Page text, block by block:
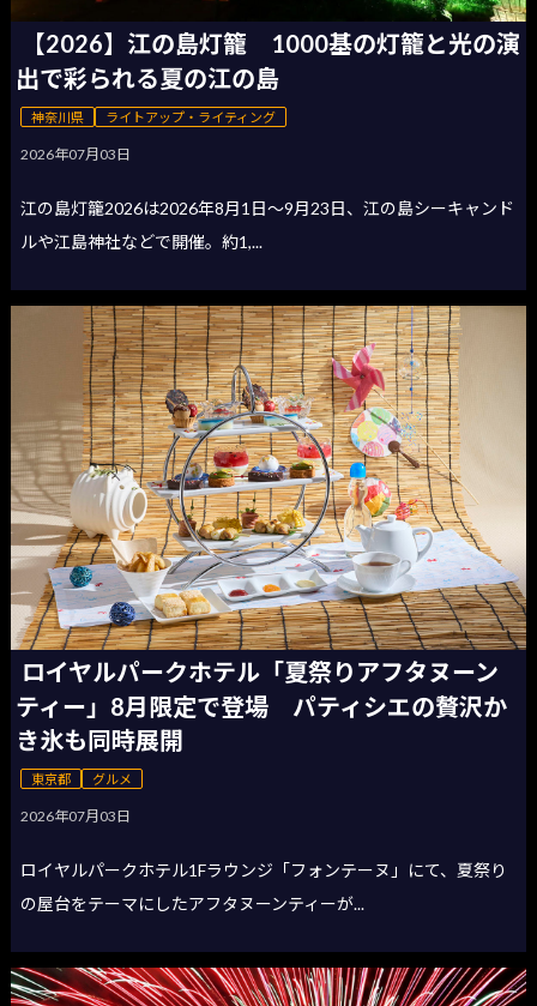
【2026】江の島灯籠 1000基の灯籠と光の演
出で彩られる夏の江の島
神奈川県 ライトアップ・ライティング
2026年07月03日
江の島灯籠2026は2026年8月1日〜9月23日、江の島シーキャンド
ルや江島神社などで開催。約1,...
ロイヤルパークホテル「夏祭りアフタヌーン
ティー」8月限定で登場 パティシエの贅沢か
き氷も同時展開
東京都 グルメ
2026年07月03日
ロイヤルパークホテル1Fラウンジ「フォンテーヌ」にて、夏祭り
の屋台をテーマにしたアフタヌーンティーが...